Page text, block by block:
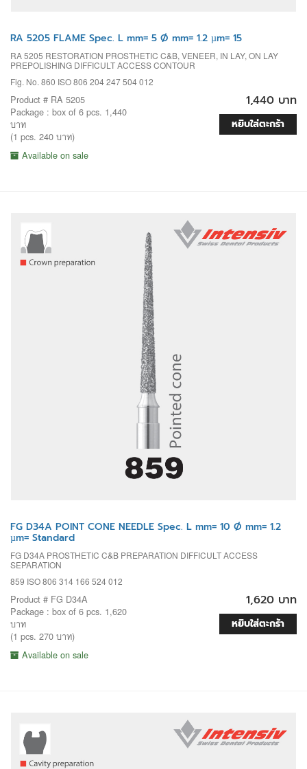
RA 5205 FLAME Spec. L mm= 5 Ø mm= 1.2 µm= 15
RA 5205 RESTORATION PROSTHETIC C&B, VENEER, IN LAY, ON LAY
PREPOLISHING DIFFICULT ACCESS CONTOUR
Fig. No. 860 ISO 806 204 247 504 012
Product # RA 5205
Package : box of 6 pcs. 1,440
บาท
(1 pcs. 240 บาท)
Available on sale
1,440 บาท
หยิบใส่ตะกร้า
FG D34A POINT CONE NEEDLE Spec. L mm= 10 Ø mm= 1.2
µm= Standard
FG D34A PROSTHETIC C&B PREPARATION DIFFICULT ACCESS
SEPARATION
859 ISO 806 314 166 524 012
Product # FG D34A
Package : box of 6 pcs. 1,620
บาท
(1 pcs. 270 บาท)
Available on sale
1,620 บาท
หยิบใส่ตะกร้า